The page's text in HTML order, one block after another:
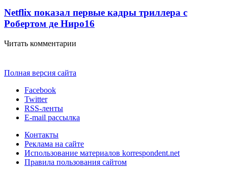
Netflix показал первые кадры триллера с
Робертом де Ниро16
Читать комментарии
Полная версия сайта
Facebook
Twitter
RSS-ленты
E-mail рассылка
Контакты
Реклама на сайте
Использование материалов korrespondent.net
Правила пользования сайтом